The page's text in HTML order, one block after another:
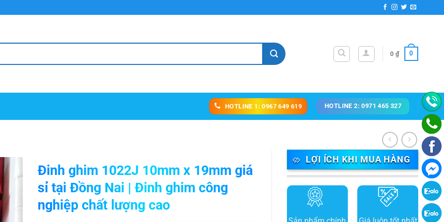
0 ₫ 0
HOTLINE 1: 0967 649 619 HOTLINE 2: 0971 465 327
LỢI ÍCH KHI MUA HÀNG
Đinh ghim 1022J 10mm x 19mm giá
sỉ tại Đồng Nai | Đinh ghim công
nghiệp chất lượng cao